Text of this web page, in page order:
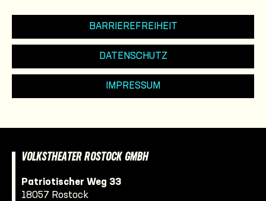
BARRIEREFREIHEIT
DATENSCHUTZ
IMPRESSUM
VOLKSTHEATER ROSTOCK GMBH
Patriotischer Weg 33
18057 Rostock